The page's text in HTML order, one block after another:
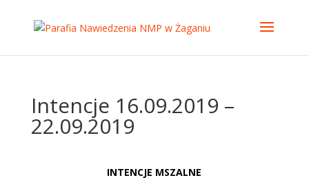
Intencje 16.09.2019 –
22.09.2019
INTENCJE MSZALNE